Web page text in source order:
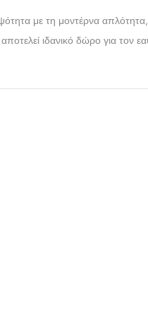
με τη μοντέρνα
αποτελεί ιδανικό δώρο για